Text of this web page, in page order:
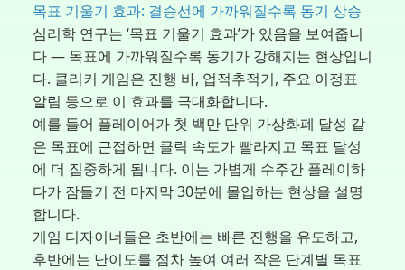
목표 기울기 효과: 결승선에 가까워질수록 동기 상승
심리학 연구는 ‘목표 기울기 효과’가 있음을 보여줍니
다 — 목표에 가까워질수록 동기가 강해지는 현상입니
다. 클리커 게임은 진행 바, 업적추적기, 주요 이정표
알림 등으로 이 효과를 극대화합니다.
예를 들어 플레이어가 첫 백만 단위 가상화폐 달성 같
은 목표에 근접하면 클릭 속도가 빨라지고 목표 달성
에 더 집중하게 됩니다. 이는 가볍게 수주간 플레이하
다가 잠들기 전 마지막 30분에 몰입하는 현상을 설명
합니다.
게임 디자이너들은 초반에는 빠른 진행을 유도하고,
후반에는 난이도를 점차 높여 여러 작은 단계별 목표